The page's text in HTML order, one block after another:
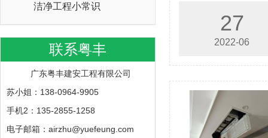
洁净工程小常识
联系粤丰
广东粤丰建安工程有限公司
苏小姐：138-0964-9905
手机2：135-2855-1258
电子邮箱：airzhu@yuefeung.com
27
2022-06